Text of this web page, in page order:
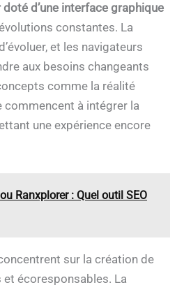
d’une interface graphique
constantes. La
et les navigateurs
aux besoins changeants
comme la réalité
commencent à intégrer la
une expérience encore
Ranxplorer : Quel outil SEO
sur la création de
écoresponsables. La